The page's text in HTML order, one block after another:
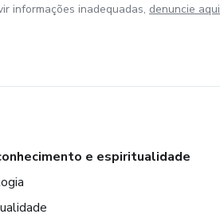
informações inadequadas, denuncie aqui
e espiritualidade